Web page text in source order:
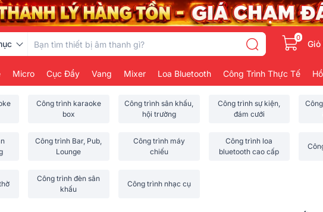
0
Giỏ
Micro Cục Đẩy Vang Mixer Loa Bluetooth Công Trình Thực Tế
Công trình karaoke
box
Công trình sân khấu,
hội trường
Công trình sự kiện,
đám cưới
Công trình Bar, Pub,
Lounge
Công trình máy
chiếu
Công trình loa
bluetooth cao cấp
Công trình đèn sân
khấu
Công trình nhạc cụ